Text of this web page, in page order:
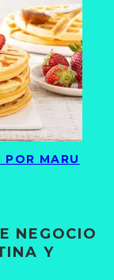
POR MARU
NEGOCIO
Y